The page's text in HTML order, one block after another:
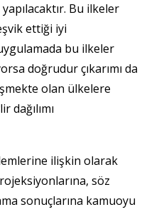
Bu ilkeler
ettiği iyi
bu ilkeler
doğrudur çıkarımı da
olan ülkelere
ilişkin olarak
söz
sonuçlarına kamuoyu